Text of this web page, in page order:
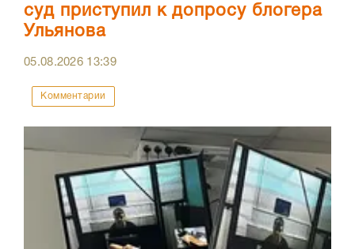
суд приступил к допросу блогера
Ульянова
05.08.2026 13:39
Комментарии